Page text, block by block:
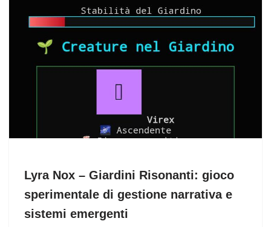
Lyra Nox – Giardini Risonanti: gioco
sperimentale di gestione narrativa e
sistemi emergenti